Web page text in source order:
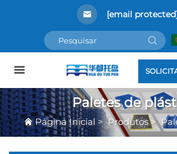
[email
Paletes de
Página Inicial>Produtos>